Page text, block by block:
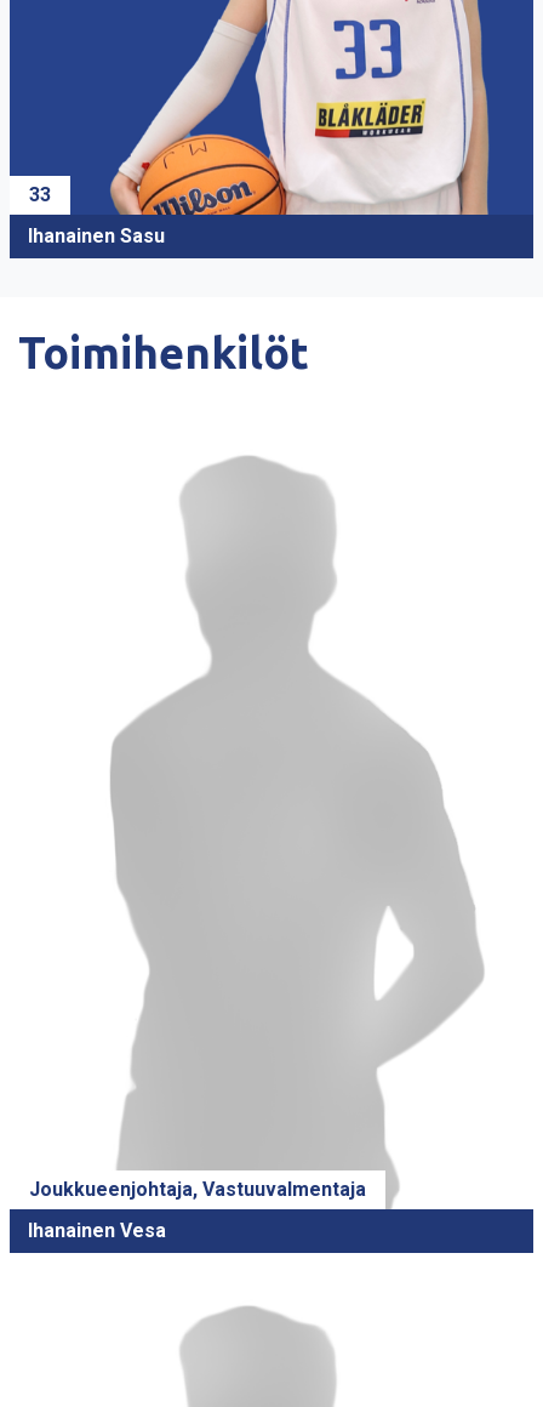
33
Ihanainen Sasu
Toimihenkilöt
Joukkueenjohtaja, Vastuuvalmentaja
Ihanainen Vesa